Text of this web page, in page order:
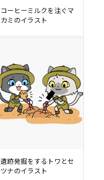
コーヒーミルクを注ぐマ
カミのイラスト
遺跡発掘をするトワとセ
ツナのイラスト